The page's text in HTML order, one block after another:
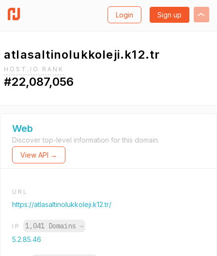
Login Sign up
atlasaltinolukkoleji.k12.tr
HOST.IO RANK
#22,087,056
Web
Discover top-level information for this domain.
View API →
URL
https://atlasaltinolukkoleji.k12.tr/
IP 1,041 Domains →
5.2.85.46